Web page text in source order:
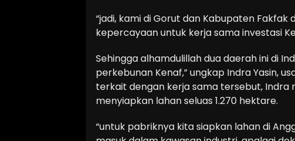
“jadi, kami di Gorut dan Kabupaten
kepercayaan untuk kerja sama investasi
Sehingga alhamdulillah dua daerah ini di
perkebunan Kenaf,” ungkap Indra Yasin,
terkait dengan kerja sama tersebut, Indra
menyiapkan lahan seluas 1.270 hektare.
“untuk pabriknya kita siapkan lahan di